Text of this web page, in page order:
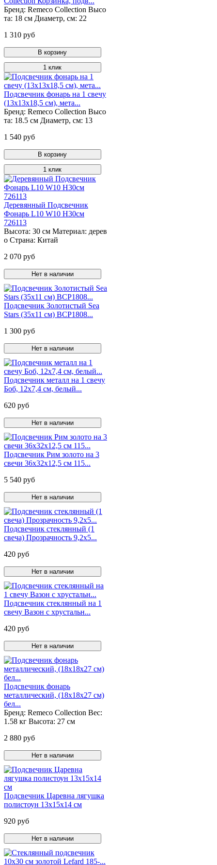
Бренд: Remeco Collection Высо
та: 18 см Диаметр, см: 22
1 310 руб
В корзину
1 клик
Подсвечник фонарь на 1 свечу
(13x13x18,5 см), мета...
Бренд: Remeco Collection Высо
та: 18.5 см Диаметр, см: 13
1 540 руб
В корзину
1 клик
Деревянный Подсвечник
Фонарь L10 W10 H30см
726113
Высота: 30 см Материал: дерев
о Страна: Китай
2 070 руб
Нет в наличии
Подсвечник Золотистый Sea
Stars (35х11 см) BCP1808...
1 300 руб
Нет в наличии
Подсвечник металл на 1 свечу
Боб, 12х7,4 см, белый...
620 руб
Нет в наличии
Подсвечник Рим золото на 3
свечи 36х32х12,5 см 115...
5 540 руб
Нет в наличии
Подсвечник стеклянный (1
свеча) Прозрачность 9,2х5...
420 руб
Нет в наличии
Подсвечник стеклянный на 1
свечу Вазон с хрустальн...
420 руб
Нет в наличии
Подсвечник фонарь
металлический, (18х18х27 см)
бел...
Бренд: Remeco Collection Вес:
1.58 кг Высота: 27 см
2 880 руб
Нет в наличии
Подсвечник Царевна лягушка
полистоун 13х15х14 см
920 руб
Нет в наличии